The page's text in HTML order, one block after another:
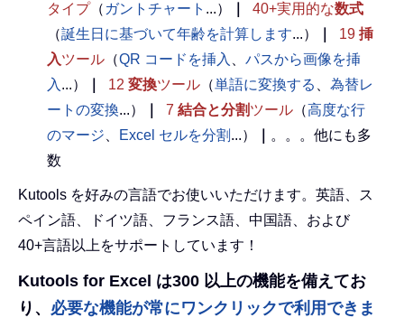
タイプ（ ガントチャート ...） 40+実用的な数式
（誕生日に基づいて年齢を計算します...） 19 挿
入ツール （QR コードを挿入
パスから画像を挿
入 ...） 12 変換ツール （単語に変換する
為替レ
ートの変換...） 7 結合と分割ツール （高度な行
のマージ
Excel セルを分割 ...）
。。。他にも多
数
Kutools を好みの言語でお使いいただけます。英語、ス
ペイン語、ドイツ語、フランス語、中国語、および
40+言語以上をサポートしています！
Kutools for Excel は300 以上の機能を備えてお
り、 必要な機能が常にワンクリックで利用できま